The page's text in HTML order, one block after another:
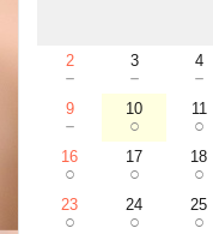
2
－
3
－
4
－
9
－
10
○
11
○
16
○
17
○
18
○
23
○
24
○
25
○